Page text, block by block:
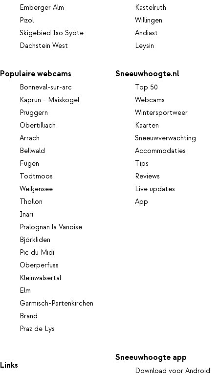
Emberger Alm
Pizol
Skigebied Iso Syöte
Dachstein West
Kastelruth
Willingen
Andiast
Leysin
Populaire webcams
Bonneval-sur-arc
Kaprun - Maiskogel
Pruggern
Obertilliach
Arrach
Bellwald
Fügen
Todtmoos
Weißensee
Thollon
Inari
Pralognan la Vanoise
Björkliden
Pic du Midi
Oberperfuss
Kleinwalsertal
Elm
Garmisch-Partenkirchen
Brand
Praz de Lys
Sneeuwhoogte.nl
Top 50
Webcams
Wintersportweer
Kaarten
Sneeuwverwachting
Accommodaties
Tips
Reviews
Live updates
App
Links
Sneeuwhoogte app
Download voor Android